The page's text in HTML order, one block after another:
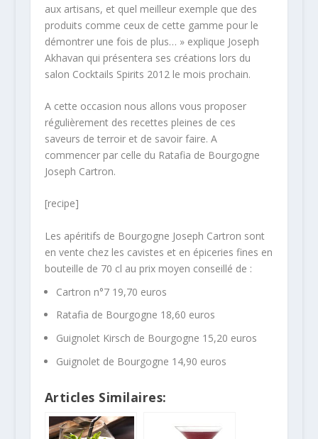
aux artisans, et quel meilleur exemple que des
produits comme ceux de cette gamme pour le
démontrer une fois de plus… » explique Joseph
Akhavan qui présentera ses créations lors du
salon Cocktails Spirits 2012 le mois prochain.
A cette occasion nous allons vous proposer
régulièrement des recettes pleines de ces
saveurs de terroir et de savoir faire. A
commencer par celle du Ratafia de Bourgogne
Joseph Cartron.
[recipe]
Les apéritifs de Bourgogne Joseph Cartron sont
en vente chez les cavistes et en épiceries fines en
bouteille de 70 cl au prix moyen conseillé de :
Cartron n°7 19,70 euros
Ratafia de Bourgogne 18,60 euros
Guignolet Kirsch de Bourgogne 15,20 euros
Guignolet de Bourgogne 14,90 euros
Articles Similaires: